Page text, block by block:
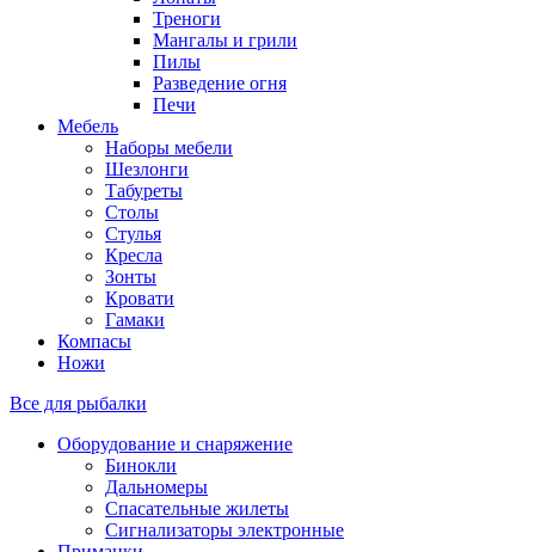
Треноги
Мангалы и грили
Пилы
Разведение огня
Печи
Мебель
Наборы мебели
Шезлонги
Табуреты
Столы
Стулья
Кресла
Зонты
Кровати
Гамаки
Компасы
Ножи
Все для рыбалки
Оборудование и снаряжение
Бинокли
Дальномеры
Спасательные жилеты
Сигнализаторы электронные